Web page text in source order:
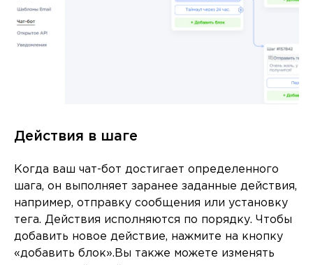
Действия в шаге
Когда ваш чат-бот достигает определенного
шага, он выполняет заранее заданные действия,
например, отправку сообщения или установку
тега. Действия исполняются по порядку. Чтобы
добавить новое действие, нажмите на кнопку
«добавить блок».Вы также можете изменять